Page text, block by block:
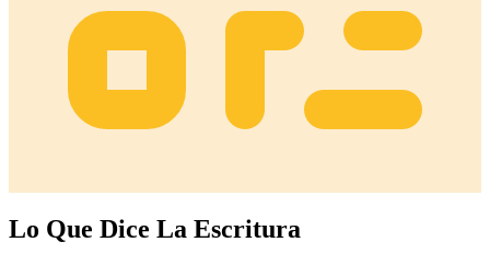
Lo Que Dice La Escritura